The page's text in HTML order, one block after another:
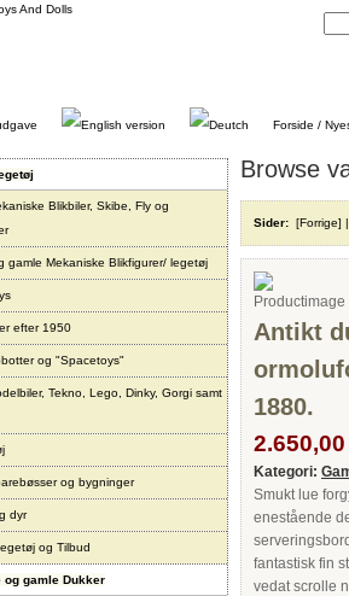
Forside /
Blikbiler, Skibe, Fly og
gamle Mekaniske Blikfigurer/ legetøj
efter 1950
og "Spacetoys"
Tekno, Lego, Dinky, Gorgi samt
og bygninger
dyr
og Tilbud
og gamle Dukker
Browse
Sider: [Forrige]
Antikt
1880.
Kategori:
Smukt lue
enestående
fantastisk fin
vedat scrolle